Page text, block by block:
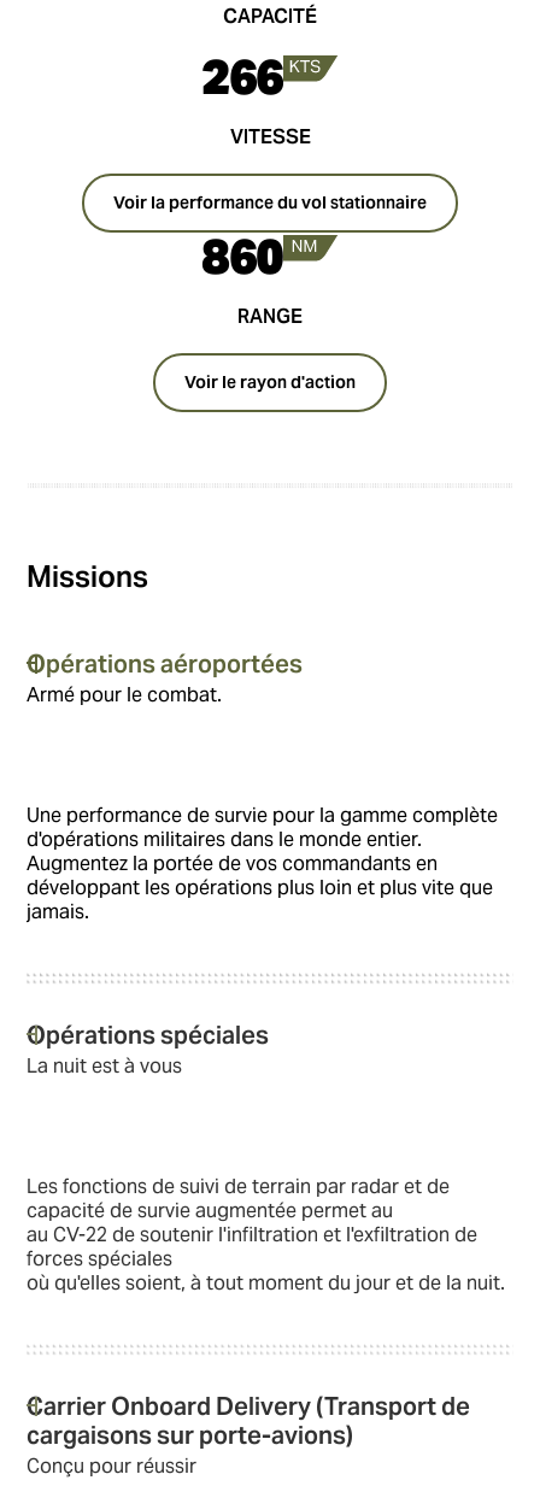
CAPACITÉ
266
VITESSE
Voir la performance du vol stationnaire
860
RANGE
Voir le rayon d'action
Missions
Opérations aéroportées
Armé pour le combat.
Une performance de survie pour la gamme complète
d'opérations militaires dans le monde entier.
Augmentez la portée de vos commandants en
développant les opérations plus loin et plus vite que
jamais.
Opérations spéciales
La nuit est à vous
Les fonctions de suivi de terrain par radar et de
capacité de survie augmentée permet au
au CV-22 de soutenir l'infiltration et l'exfiltration de
forces spéciales
où qu'elles soient, à tout moment du jour et de la nuit.
Carrier Onboard Delivery (Transport de
cargaisons sur porte-avions)
Conçu pour réussir